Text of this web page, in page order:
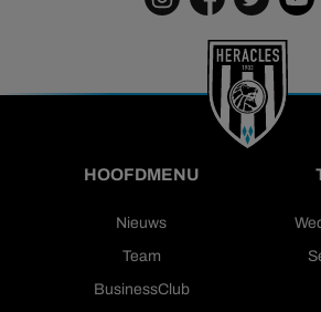
HOOFDMENU
Nieuws
Team
BusinessClub